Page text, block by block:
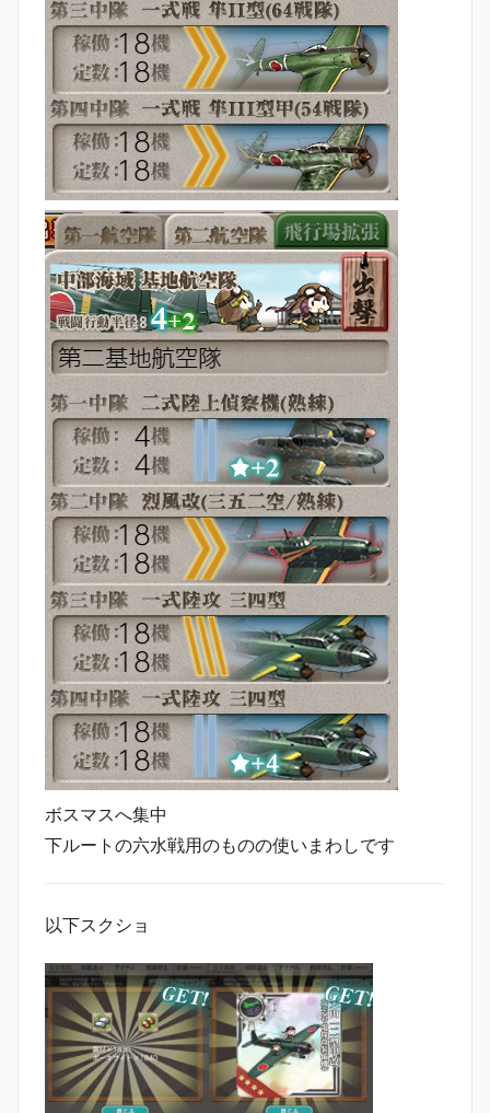
ボスマスへ集中
下ルートの六水戦用のものの使いまわしです
以下スクショ